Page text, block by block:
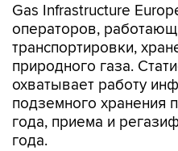
Gas Infrastructure
операторов,
транспортировки,
природного газа.
охватывает работу
подземного хранения
года, приема и
года.